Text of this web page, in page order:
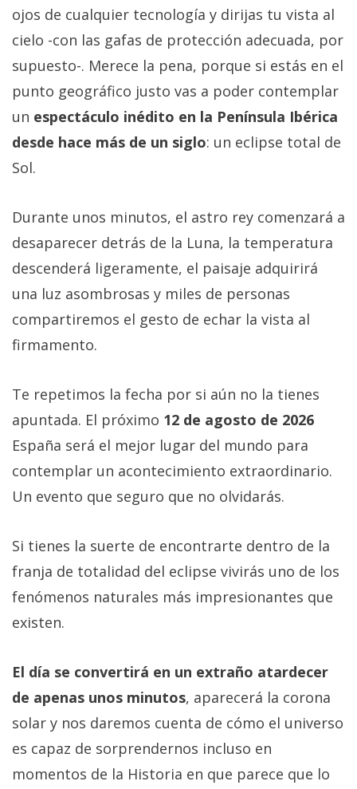
ojos de cualquier tecnología y dirijas tu vista al
cielo -con las gafas de protección adecuada, por
supuesto-. Merece la pena, porque si estás en el
punto geográfico justo vas a poder contemplar
un espectáculo inédito en la Península Ibérica
desde hace más de un siglo: un eclipse total de
Sol.
Durante unos minutos, el astro rey comenzará a
desaparecer detrás de la Luna, la temperatura
descenderá ligeramente, el paisaje adquirirá
una luz asombrosas y miles de personas
compartiremos el gesto de echar la vista al
firmamento.
Te repetimos la fecha por si aún no la tienes
apuntada. El próximo 12 de agosto de 2026
España será el mejor lugar del mundo para
contemplar un acontecimiento extraordinario.
Un evento que seguro que no olvidarás.
Si tienes la suerte de encontrarte dentro de la
franja de totalidad del eclipse vivirás uno de los
fenómenos naturales más impresionantes que
existen.
El día se convertirá en un extraño atardecer
de apenas unos minutos, aparecerá la corona
solar y nos daremos cuenta de cómo el universo
es capaz de sorprendernos incluso en
momentos de la Historia en que parece que lo